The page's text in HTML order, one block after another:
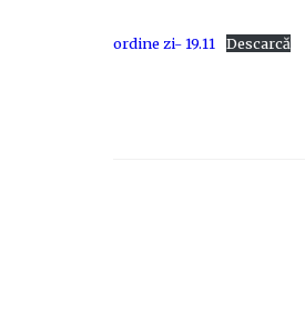
ordine zi- 19.11 Descarcă